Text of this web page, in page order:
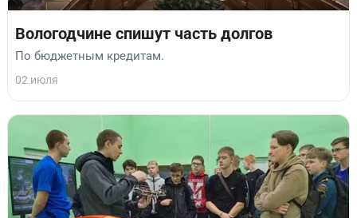
Вологодчине спишут часть долгов
По бюджетным кредитам.
02 июля